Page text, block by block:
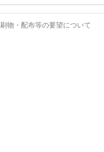
物・配布等の要望について